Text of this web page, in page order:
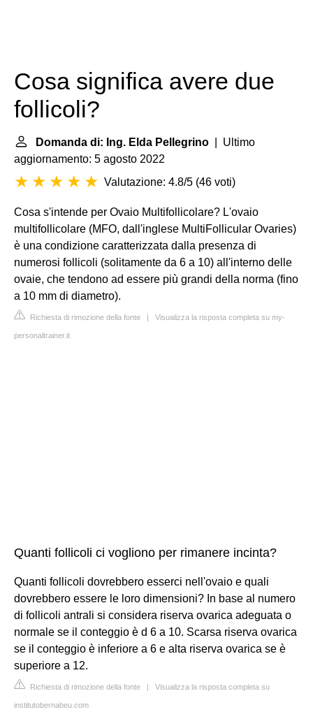
Cosa significa avere due
follicoli?
Domanda di: Ing. Elda Pellegrino | Ultimo
aggiornamento: 5 agosto 2022
Valutazione: 4.8/5 (46 voti)
Cosa s'intende per Ovaio Multifollicolare? L'ovaio
multifollicolare (MFO, dall'inglese MultiFollicular Ovaries)
è una condizione caratterizzata dalla presenza di
numerosi follicoli (solitamente da 6 a 10) all'interno delle
ovaie, che tendono ad essere più grandi della norma (fino
a 10 mm di diametro).
Richiesta di rimozione della fonte | Visualizza la risposta completa su my-
personaltrainer.it
Quanti follicoli ci vogliono per rimanere incinta?
Quanti follicoli dovrebbero esserci nell'ovaio e quali
dovrebbero essere le loro dimensioni? In base al numero
di follicoli antrali si considera riserva ovarica adeguata o
normale se il conteggio è d 6 a 10. Scarsa riserva ovarica
se il conteggio è inferiore a 6 e alta riserva ovarica se è
superiore a 12.
Richiesta di rimozione della fonte | Visualizza la risposta completa su
institutobernabeu.com